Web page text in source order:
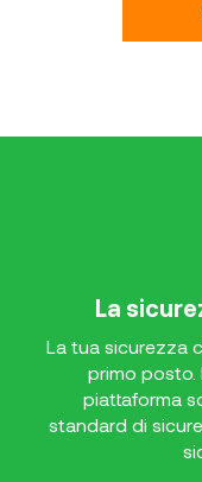
La
La tua sicurezza
primo posto.
piattaforma
standard di